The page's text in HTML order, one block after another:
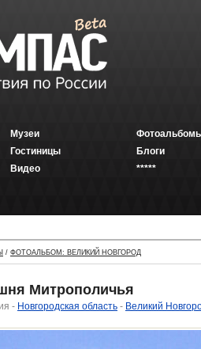
Музеи
Гостиницы
Видео
Блоги
*****
/ ФОТОАЛЬБОМ: ВЕЛИКИЙ НОВГОРОД
Митрополичья
- Новгородская область - Великий